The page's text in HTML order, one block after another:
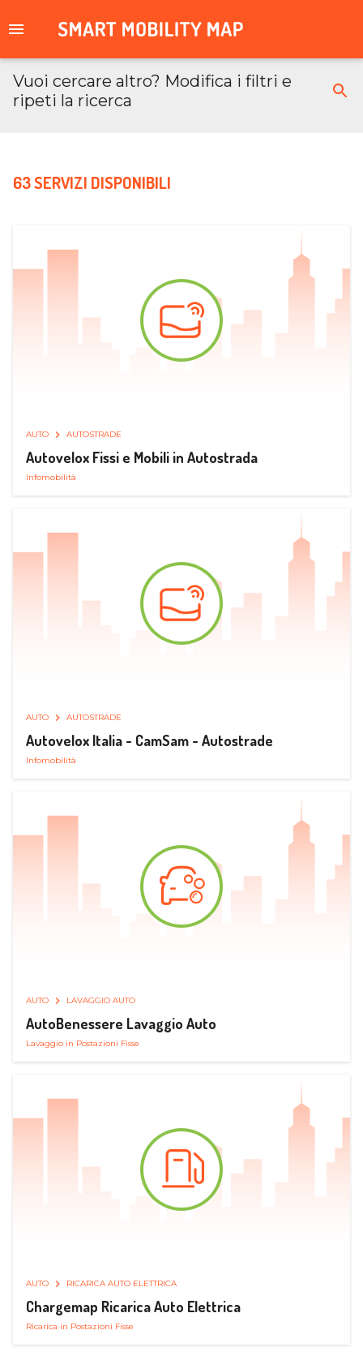
Vuoi cercare altro? Modifica i filtri e
ripeti la ricerca
63 SERVIZI DISPONIBILI
AUTO AUTOSTRADE
Autovelox Fissi e Mobili in Autostrada
Infomobilità
AUTO AUTOSTRADE
Autovelox Italia - CamSam - Autostrade
Infomobilità
AUTO LAVAGGIO AUTO
AutoBenessere Lavaggio Auto
Lavaggio in Postazioni Fisse
AUTO RICARICA AUTO ELETTRICA
Chargemap Ricarica Auto Elettrica
Ricarica in Postazioni Fisse